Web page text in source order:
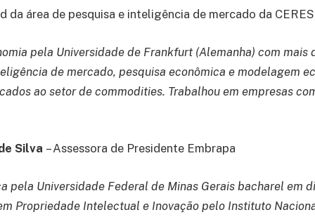
da área de pesquisa e inteligência de mercado da
pela Universidade de Frankfurt (Alemanha) com mais
de mercado, pesquisa econômica e modelagem
ao setor de commodities. Trabalhou em empresas
Silva – Assessora de Presidente Embrapa
pela Universidade Federal de Minas Gerais bacharel em
Propriedade Intelectual e Inovação pelo Instituto